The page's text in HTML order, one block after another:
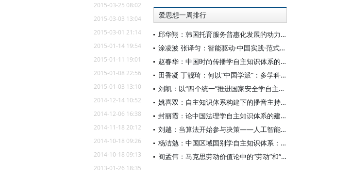
2015-03-25 08:02
2015-03-03 13:04
2015-03-01 21:14
2015-01-14 19:54
2015-01-11 19:01
2015-01-08 22:56
2015-01-03 13:10
2014-12-14 10:52
2014-12-06 16:38
2014-11-18 20:12
2014-10-18 09:26
2014-10-18 09:13
2013-01-26 18:35
爱思想一周排行
邱华翔：韩国托育服务普惠化发展的动力机制、制度路径与政策效应
涂凌波 张译匀：智能驱动·中国实践·范式创新：“构建中国新闻传播学自主知识体系”专题研讨会综述
赵春华：中国时尚传播学自主知识体系的内在逻辑与实践路径
田香凝 丁靓琦：何以“中国学派”：多学科视野下中国特色新闻传播学建设的研究
刘凯：以“四个统一”推进国家安全学自主知识体系构建
姚喜双：自主知识体系构建下的播音主持高等专业教育研究
封丽霞：论中国法理学自主知识体系的建构
刘越：当算法开始参与决策——人工智能重塑全球治理的底层逻辑
杨洁勉：中国区域国别学自主知识体系：本原、借鉴和建构
阎孟伟：马克思劳动价值论中的“劳动”和“价值”概念